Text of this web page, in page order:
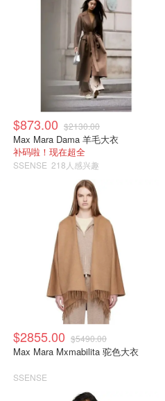
$873.00 $2130.00
Max Mara Dama 羊毛大衣
补码啦！现在超全
SSENSE 218人感兴趣
$2855.00 $5490.00
Max Mara Mxmabilita 驼色大衣
SSENSE